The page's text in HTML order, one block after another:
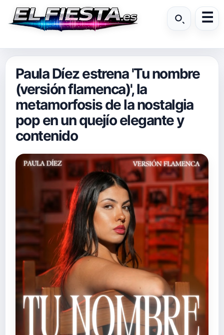
Paula Díez estrena 'Tu nombre
(versión flamenca)', la
metamorfosis de la nostalgia
pop en un quejío elegante y
contenido